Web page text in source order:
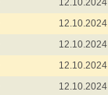
12.10.2024
12.10.2024
12.10.2024
12.10.2024
12.10.2024